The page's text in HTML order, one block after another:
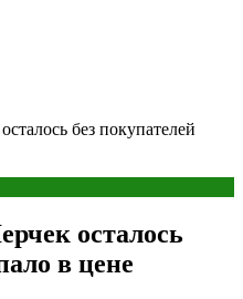
без покупателей
осталось
в цене